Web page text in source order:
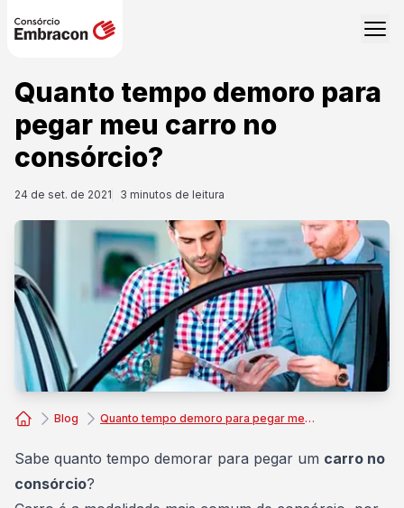
Quanto tempo demoro para
pegar meu carro no
consórcio?
24 de set. de 2021 3 minutos de leitura
Blog Quanto tempo demoro para pegar meu carro no consórcio?
Sabe quanto tempo demorar para pegar um carro no
consórcio?